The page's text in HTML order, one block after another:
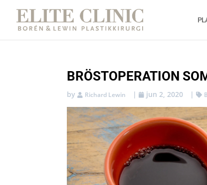
BRÖSTOPERATION
by Richard Lewin | jun 2, 2020 |